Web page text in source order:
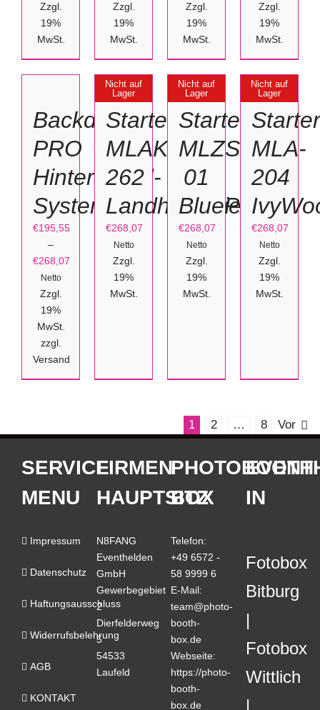
Zzgl.
19%
MwSt.
Zzgl.
19%
MwSt.
Zzgl.
19%
MwSt.
Zzgl.
19%
MwSt.
WÄHLEN
WEIST
MEHRERE
AUF.
DIE
OPTIONEN
KÖNNEN
DER
PRODUKTSEITE
GEWÄHLT
DETAILS
Backdrop
PRO
Hintergrund-
System
€195,55
–
€268,07
Preisspanne:
€195,55
bis
€268,07
Netto
Zzgl.
19%
MwSt.
zzgl.
Versand
Nicht auf
Lager
DETAILS
Starterset
MLAK-
262
LandhausDiele
€268,07
Netto
Zzgl.
19%
MwSt.
Nicht auf
Lager
DETAILS
Starterset
MLZS-
01
BluePixel
€268,07
Netto
Zzgl.
19%
MwSt.
Nicht auf
Lager
DETAILS
MLA-
204
€268,07
Netto
Zzgl.
19%
MwSt.
1 2 … 8 Vor
SERVICE
MENU
Impressum
Datenschutz
Haftungsausschluss
Widerrufsbelehrung
AGB
KONTAKT
FIRMEN
HAUPTSITZ
N8FANG
Eventhelden
GmbH
Gewerbegebiet
2
Dierfelderweg
5
54533
Laufeld
PHOTOBOOTH
BOX
Telefon:
+49 6572 -
58 9999 6
E-Mail:
team@photo-
booth-
box.de
Webseite:
https://photo-
booth-
box.de
IN
Fotobox
Bitburg
Fotobox
Wittlich